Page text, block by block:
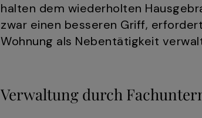
halten dem wiederholten
zwar einen besseren Griff,
Wohnung als Nebentätigkeit
Verwaltung durch